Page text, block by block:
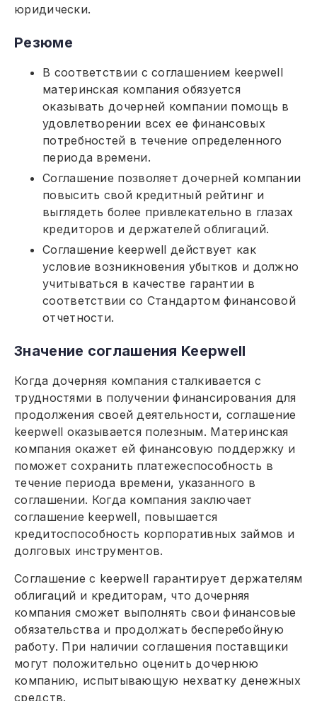
юридически.
Резюме
В соответствии с соглашением keepwell
материнская компания обязуется
оказывать дочерней компании помощь в
удовлетворении всех ее финансовых
потребностей в течение определенного
периода времени.
Соглашение позволяет дочерней компании
повысить свой кредитный рейтинг и
выглядеть более привлекательно в глазах
кредиторов и держателей облигаций.
Соглашение keepwell действует как
условие возникновения убытков и должно
учитываться в качестве гарантии в
соответствии со Стандартом финансовой
отчетности.
Значение соглашения Keepwell
Когда дочерняя компания сталкивается с
трудностями в получении финансирования для
продолжения своей деятельности, соглашение
keepwell оказывается полезным. Материнская
компания окажет ей финансовую поддержку и
поможет сохранить платежеспособность в
течение периода времени, указанного в
соглашении. Когда компания заключает
соглашение keepwell, повышается
кредитоспособность корпоративных займов и
долговых инструментов.
Соглашение с keepwell гарантирует держателям
облигаций и кредиторам, что дочерняя
компания сможет выполнять свои финансовые
обязательства и продолжать бесперебойную
работу. При наличии соглашения поставщики
могут положительно оценить дочернюю
компанию, испытывающую нехватку денежных
средств.